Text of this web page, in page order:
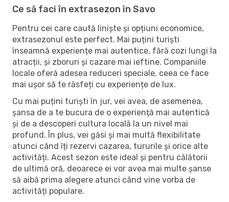
Ce să faci în extrasezon în Savo
Pentru cei care caută liniște și opțiuni economice,
extrasezonul este perfect. Mai puțini turiști
înseamnă experiențe mai autentice, fără cozi lungi la
atracții, și zboruri și cazare mai ieftine. Companiile
locale oferă adesea reduceri speciale, ceea ce face
mai ușor să te răsfeți cu experiențe de lux.
Cu mai puțini turiști în jur, vei avea, de asemenea,
șansa de a te bucura de o experiență mai autentică
și de a descoperi cultura locală la un nivel mai
profund. În plus, vei găsi și mai multă flexibilitate
atunci când îți rezervi cazarea, tururile și orice alte
activități. Acest sezon este ideal și pentru călătorii
de ultimă oră, deoarece ei vor avea mai multe șanse
să aibă prima alegere atunci când vine vorba de
activități populare.